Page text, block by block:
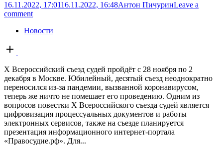
16.11.2022, 17:0116.11.2022, 16:48Антон ПичуринLeave a
comment
Новости
Open
post
Х Всероссийский съезд судей пройдёт с 28 ноября по 2
декабря в Москве. Юбилейный, десятый съезд неоднократно
переносился из-за пандемии, вызванной коронавирусом,
теперь же ничто не помешает его проведению. Одним из
вопросов повестки Х Всероссийского съезда судей является
цифровизация процессуальных документов и работы
электронных сервисов, также на съезде планируется
презентация информационного интернет-портала
«Правосудие.рф». Для...